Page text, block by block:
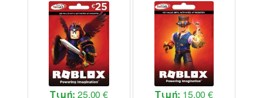
Τιμή:25,00 € Τιμή: 15,00 €